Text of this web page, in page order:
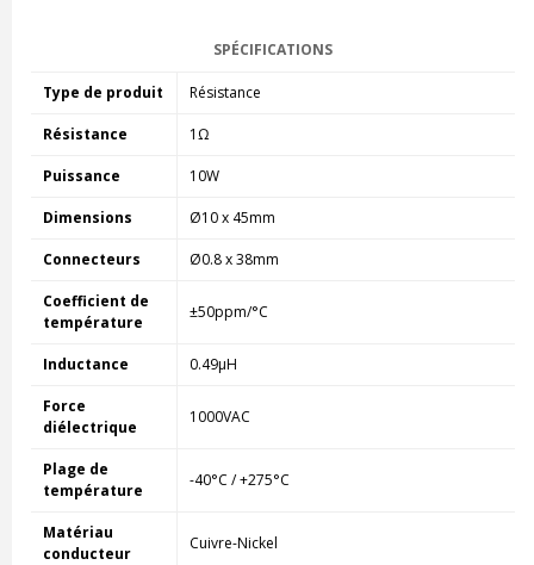
SPÉCIFICATIONS
Type de produit Résistance
Résistance 1Ω
Puissance 10W
Dimensions Ø10 x 45mm
Connecteurs Ø0.8 x 38mm
Coefficient de
température
±50ppm/°C
Inductance 0.49µH
Force
diélectrique
1000VAC
Plage de
température
-40°C / +275°C
Matériau
conducteur
Cuivre-Nickel